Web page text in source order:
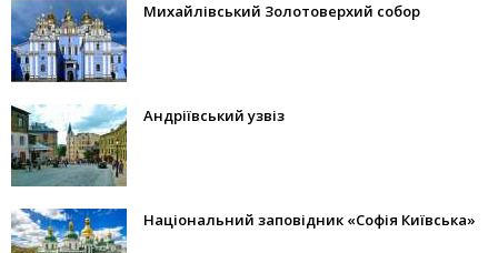
Михайлівський Золотоверхий собор
Андріївський узвіз
Національний заповідник «Софія Київська»